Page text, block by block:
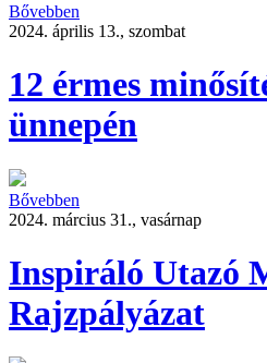
Bővebben
2024. április 13., szombat
12 érmes
ünnepén
Bővebben
2024. március 31., vasárnap
Inspiráló Utazó
Rajzpályázat